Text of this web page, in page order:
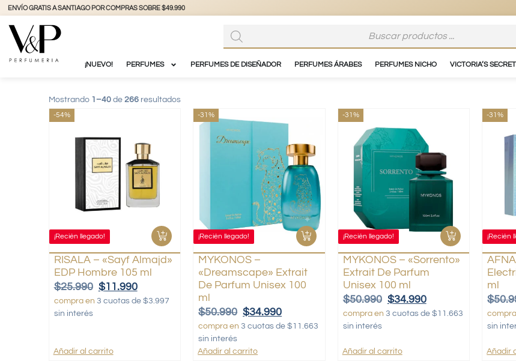
+56 9 3877 3738 @vyp_store.chile vypstore.cl
¡NUEVO! PERFUMES PERFUMES DE DISEÑADOR PERFUMES ÁRABES PERFUMES NICHO VICTORIA’S SECRET
Mostrando 1–40de 266resultados
-54%
¡Recién llegado!
RISALA – «Sayf Almajd»
EDP Hombre 105 ml
$25.990 $11.990
compra en 3 cuotas de $3.997
sin interés
Añadir al carrito
-31%
¡Recién llegado!
MYKONOS –
«Dreamscape» Extrait
De Parfum Unisex 100
ml
$50.990 $34.990
compra en 3 cuotas de $11.663
sin interés
Añadir al carrito
-31%
¡Recién llegado!
MYKONOS – «Sorrento»
Extrait De Parfum
Unisex 100 ml
$50.990 $34.990
compra en 3 cuotas de $11.663
sin interés
Añadir al carrito
-31%
¡Recién
ml
$
sin
Añadir